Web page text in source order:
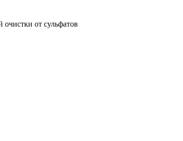
от сульфатов